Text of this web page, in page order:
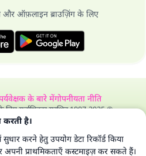
और ऑफ़लाइन ब्राउज़िंग के लिए
के बारे मेंगोपनीयता नीति
लिए सर्वाधिकार सुरक्षित 1997-2025 ©
है।
करने हेतु उपयोग डेटा रिकॉर्ड किया
प्राथमिकताएँ कस्टमाइज़ कर सकते हैं।